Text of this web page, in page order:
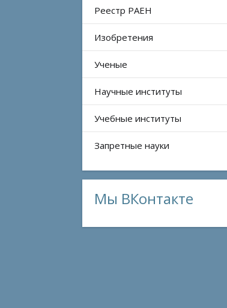
Реестр РАЕН
Изобретения
Ученые
Научные институты
Учебные институты
Запретные науки
Мы ВКонтакте